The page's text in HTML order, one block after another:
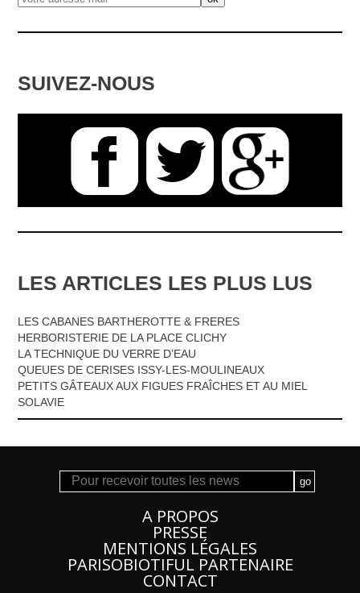
SUIVEZ-NOUS
LES ARTICLES LES PLUS LUS
LES CABANES BARTHEROTTE & FRERES
HERBORISTERIE DE LA PLACE CLICHY
LA TECHNIQUE DU VERRE D’EAU
QUEUES DE CERISES ISSY-LES-MOULINEAUX
PETITS GÂTEAUX AUX FIGUES FRAÎCHES ET AU MIEL
SOLAVIE
A PROPOS
PRESSE
MENTIONS LÉGALES
PARISOBIOTIFUL PARTENAIRE
CONTACT